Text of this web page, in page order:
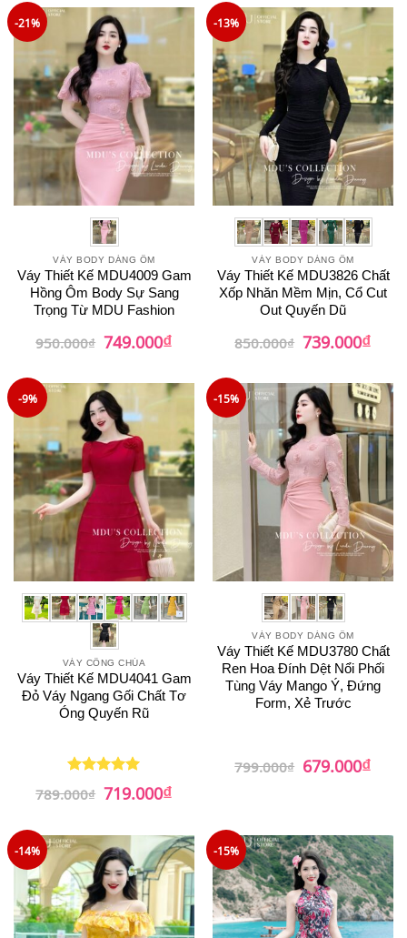
729.000₫.
-21%
VÁY BODY DÁNG ÔM
Váy Thiết Kế MDU4009 Gam
Hồng Ôm Body Sự Sang
Trọng Từ MDU Fashion
950.000₫ Giá
gốc
749.000₫Giá
hiện
749.000₫.
-13%
VÁY BODY DÁNG ÔM
Váy Thiết Kế MDU3826 Chất
Xốp Nhăn Mềm Mịn, Cổ Cut
Out Quyến Dũ
850.000₫ Giá
gốc
739.000₫Giá
hiện
-9%
VÁY CÔNG CHÚA
Váy Thiết Kế MDU4041 Gam
Đỏ Váy Ngang Gối Chất Tơ
Óng Quyến Rũ
Được xếp
hạng
55
789.000₫ Giá
gốc
719.000₫Giá
hiện
719.000₫.
-15%
VÁY BODY DÁNG ÔM
Váy Thiết Kế MDU3780 Chất
Ren Hoa Đính Dệt Nổi Phối
Tùng Váy Mango Ý, Đứng
Form, Xẻ Trước
799.000₫ Giá
gốc
679.000₫Giá
hiện
-14% -15%